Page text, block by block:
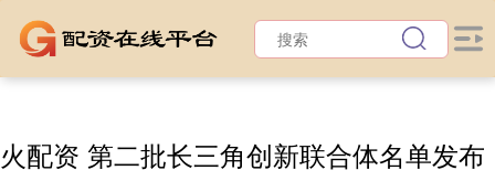
火配资 第二批长三角创新联合体名单发布